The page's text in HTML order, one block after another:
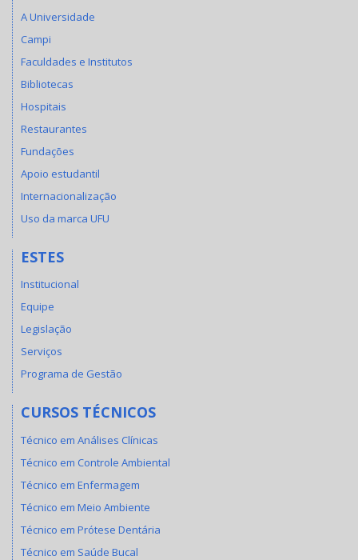
A Universidade
Campi
Faculdades e Institutos
Bibliotecas
Hospitais
Restaurantes
Fundações
Apoio estudantil
Internacionalização
Uso da marca UFU
ESTES
Institucional
Equipe
Legislação
Serviços
Programa de Gestão
CURSOS TÉCNICOS
Técnico em Análises Clínicas
Técnico em Controle Ambiental
Técnico em Enfermagem
Técnico em Meio Ambiente
Técnico em Prótese Dentária
Técnico em Saúde Bucal